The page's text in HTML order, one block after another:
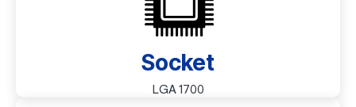
Socket
LGA 1700